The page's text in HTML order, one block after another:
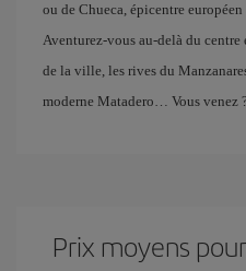
ou de Chueca, épicentre
Aventurez-vous au-delà du
de la ville, les rives du
moderne Matadero… Vous venez ?
Prix ​​moyens